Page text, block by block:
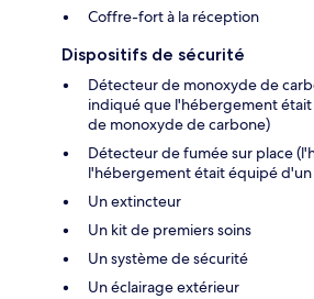
Coffre-fort à la réception
Dispositifs de sécurité
Détecteur de monoxyde de
indiqué que l'hébergement
de monoxyde de carbone)
Détecteur de fumée sur place
l'hébergement était équipé
Un extincteur
Un kit de premiers soins
Un système de sécurité
Un éclairage extérieur